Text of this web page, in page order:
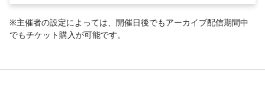
※主催者の設定によっては、開催日後でもアーカイブ配信期間中
でもチケット購入が可能です。